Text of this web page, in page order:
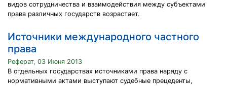
видов сотрудничества и взаимодействия между субъектами
права различных государств возрастает.
Источники международного частного
права
Реферат, 03 Июня 2013
В отдельных государствах источниками права наряду с
нормативными актами выступают судебные прецеденты,